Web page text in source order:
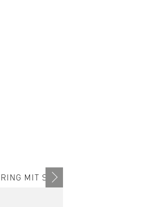
RING MIT STEIGHILFE